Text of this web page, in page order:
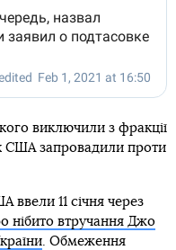
виключили з фракції
США запровадили проти
ввели 11 січня через
нібито втручання Джо
. Обмеження